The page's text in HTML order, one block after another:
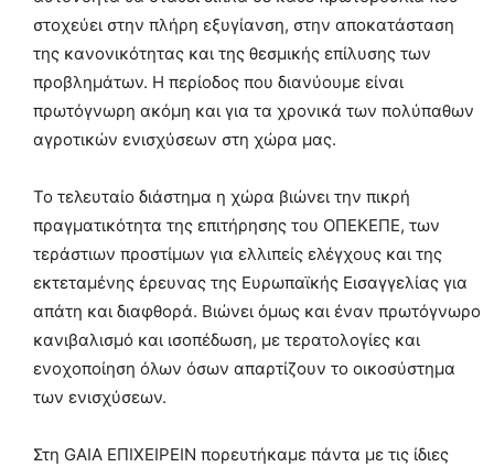
στοχεύει στην πλήρη εξυγίανση, στην αποκατάσταση
της κανονικότητας και της θεσμικής επίλυσης των
προβλημάτων. Η περίοδος που διανύουμε είναι
πρωτόγνωρη ακόμη και για τα χρονικά των πολύπαθων
αγροτικών ενισχύσεων στη χώρα μας.
Το τελευταίο διάστημα η χώρα βιώνει την πικρή
πραγματικότητα της επιτήρησης του ΟΠΕΚΕΠΕ, των
τεράστιων προστίμων για ελλιπείς ελέγχους και της
εκτεταμένης έρευνας της Ευρωπαϊκής Εισαγγελίας για
απάτη και διαφθορά. Βιώνει όμως και έναν πρωτόγνωρο
κανιβαλισμό και ισοπέδωση, με τερατολογίες και
ενοχοποίηση όλων όσων απαρτίζουν το οικοσύστημα
των ενισχύσεων.
Στη GAIA ΕΠΙΧΕΙΡΕΙΝ πορευτήκαμε πάντα με τις ίδιες